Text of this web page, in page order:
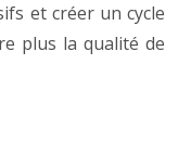
et créer un cycle
plus la qualité de